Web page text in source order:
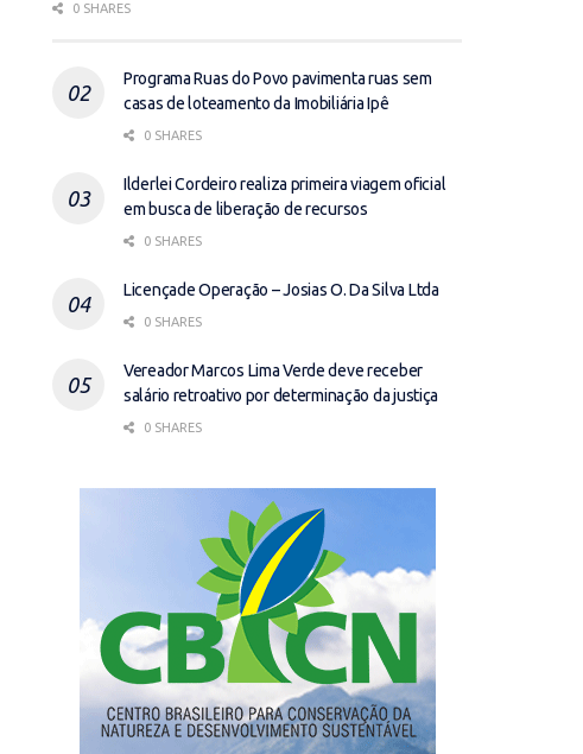
0 SHARES
Programa Ruas do Povo pavimenta ruas sem
casas de loteamento da Imobiliária Ipê
0 SHARES
Ilderlei Cordeiro realiza primeira viagem oficial
em busca de liberação de recursos
0 SHARES
Licençade Operação – Josias O. Da Silva Ltda
0 SHARES
Vereador Marcos Lima Verde deve receber
salário retroativo por determinação da justiça
0 SHARES